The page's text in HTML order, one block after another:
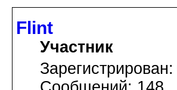
Flint
Участник